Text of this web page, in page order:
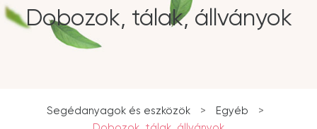
Dobozok, tálak, állványok
Segédanyagok és eszközök > Egyéb
>